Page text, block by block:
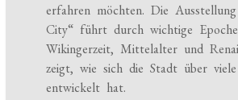
erfahren möchten. Die
City“ führt durch wichtige
Wikingerzeit, Mittelalter und
zeigt, wie sich die Stadt über viele
entwickelt hat.